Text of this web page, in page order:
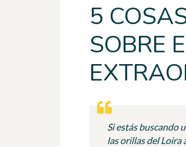
5
SOBRE
Si estás buscando
las orillas del Loira